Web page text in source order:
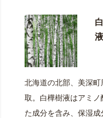
液
北海道の北部、美深
取。白樺樹液はアミ
た成分を含み、保湿成